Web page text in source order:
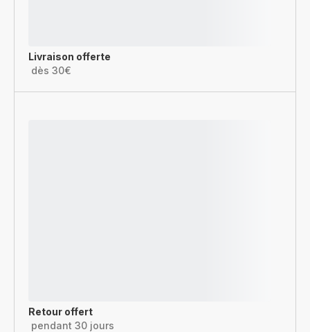
Livraison offerte
dès 30€
Retour offert
pendant 30 jours